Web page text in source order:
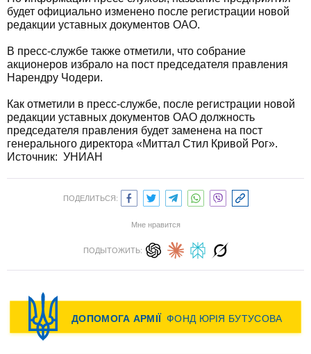
будет официально изменено после регистрации новой
редакции уставных документов ОАО.
В пресс-службе также отметили, что собрание
акционеров избрало на пост председателя правления
Нарендру Чодери.
Как отметили в пресс-службе, после регистрации новой
редакции уставных документов ОАО должность
председателя правления будет заменена на пост
генерального директора «Миттал Стил Кривой Рог».
Источник: УНИАН
ПОДЕЛИТЬСЯ:
Мне нравится
ПОДЫТОЖИТЬ: